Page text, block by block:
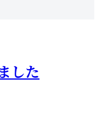
した